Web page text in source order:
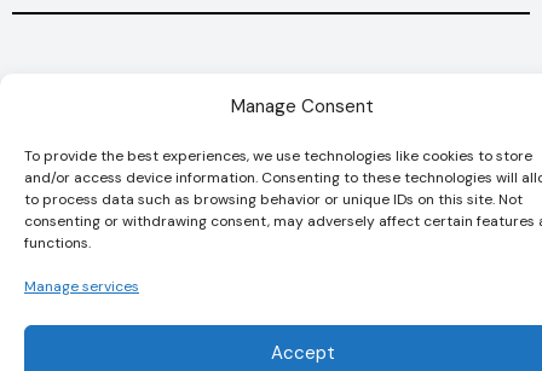
Manage Consent
To provide the best experiences, we use technologies like cookies to store
and/or access device information. Consenting to these technologies will
to process data such as browsing behavior or unique IDs on this site. Not
consenting or withdrawing consent, may adversely affect certain features
functions.
Manage services
Accept
Policy
Statement